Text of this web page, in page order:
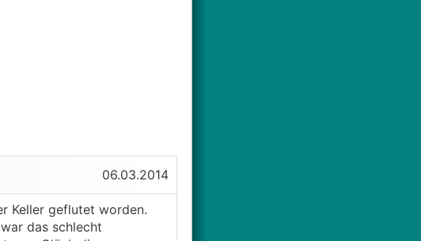
06.03.2014
Keller geflutet worden.
das schlecht